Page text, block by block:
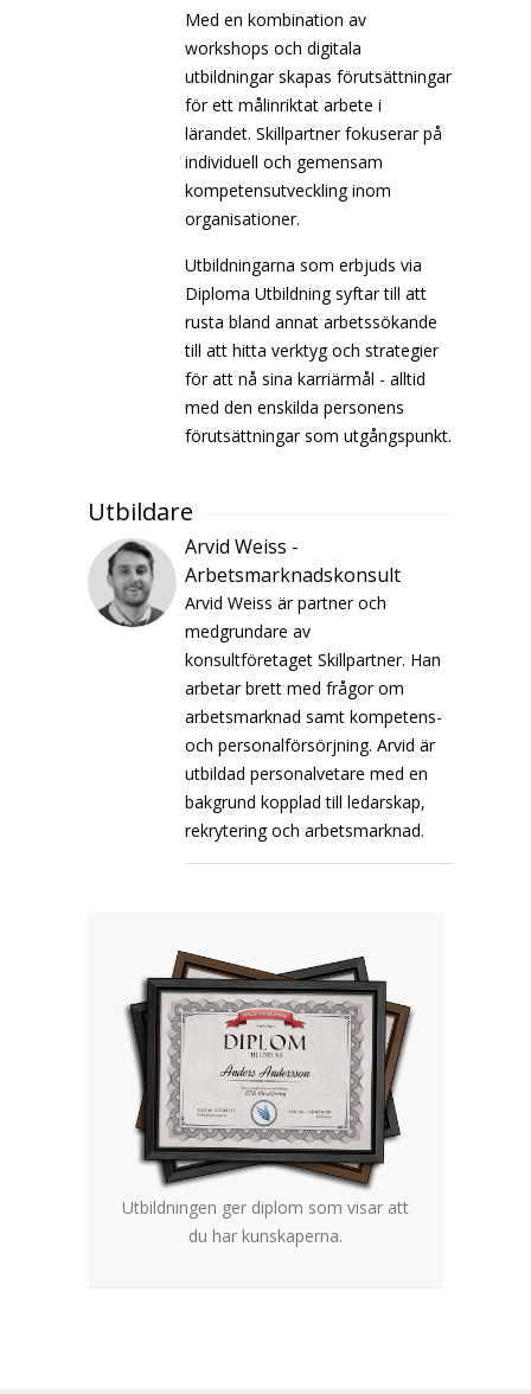
Med en kombination av
workshops och digitala
utbildningar skapas förutsättningar
för ett målinriktat arbete i
lärandet. Skillpartner fokuserar på
individuell och gemensam
kompetensutveckling inom
organisationer.
Utbildningarna som erbjuds via
Diploma Utbildning syftar till att
rusta bland annat arbetssökande
till att hitta verktyg och strategier
för att nå sina karriärmål - alltid
med den enskilda personens
förutsättningar som utgångspunkt.
Utbildare
Arvid Weiss -
Arbetsmarknadskonsult
Arvid Weiss är partner och
medgrundare av
konsultföretaget Skillpartner. Han
arbetar brett med frågor om
arbetsmarknad samt kompetens-
och personalförsörjning. Arvid är
utbildad personalvetare med en
bakgrund kopplad till ledarskap,
rekrytering och arbetsmarknad.
Utbildningen ger diplom som visar att
du har kunskaperna.